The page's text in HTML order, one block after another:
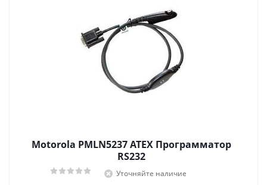
Motorola PMLN5237 ATEX Программатор
RS232
Уточняйте наличие